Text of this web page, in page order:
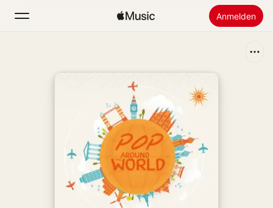
Anmelden
Apple Music installieren